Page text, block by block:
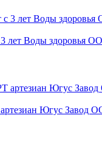
3 лет Воды здоровья
Югус Завод